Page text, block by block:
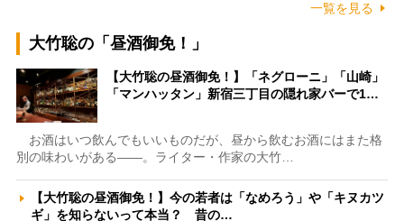
一覧を見る
大竹聡の「昼酒御免！」
【大竹聡の昼酒御免！】「ネグローニ」「山崎」
「マンハッタン」新宿三丁目の隠れ家バーで1…
お酒はいつ飲んでもいいものだが、昼から飲むお酒にはまた格
別の味わいがある――。ライター・作家の大竹…
【大竹聡の昼酒御免！】今の若者は「なめろう」や「キヌカツ
ギ」を知らないって本当？ 昔の…